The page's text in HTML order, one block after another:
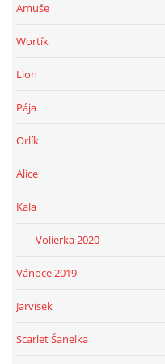
Amuše
Wortík
Lion
Pája
Orlík
Alice
Kala
____Volierka 2020
Vánoce 2019
Jarvísek
Scarlet Šanelka